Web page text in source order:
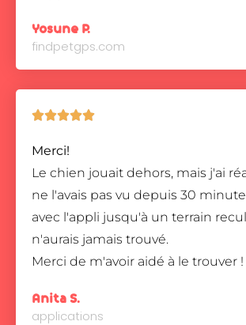
Yosune P.
findpetgps.com

Merci!
Le chien jouait dehors, mais j'ai
ne l'avais pas vu depuis 30
avec l'appli jusqu'à un terrain
n'aurais jamais trouvé.
Merci de m'avoir aidé à le trouver !
Anita S.
applications